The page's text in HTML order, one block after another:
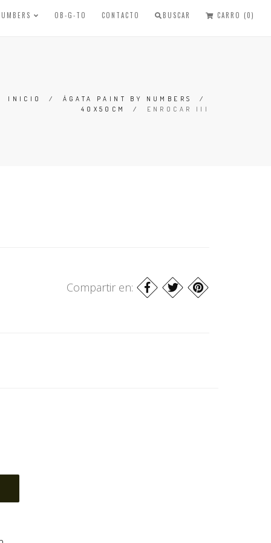
OB-G-TO CONTACTO BUSCAR CARRO (0)
INICIO / ÁGATA PAINT BY NUMBERS
/
40X50CM
/ ENROCAR III
Compartir en: